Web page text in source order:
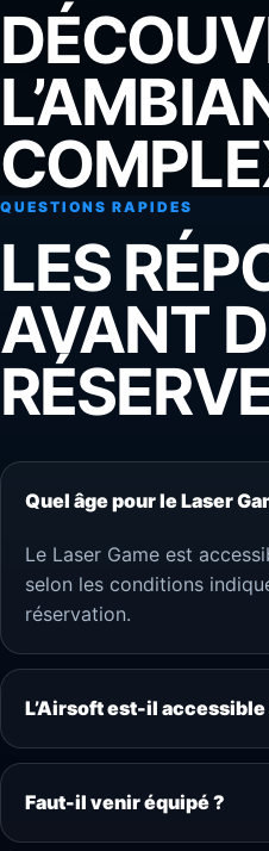
QUESTIONS RAPIDES
LES
AVANT
Quel âge pour le Laser
Le Laser Game est
selon les conditions
réservation.
L’Airsoft est-il
Faut-il venir équipé ?